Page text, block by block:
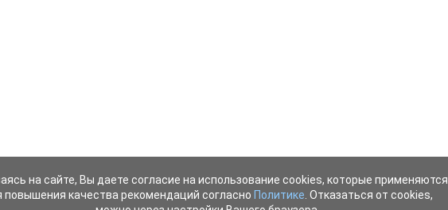
на сайте, Вы даете согласие на использование cookies, которые применяются
повышения качества рекомендаций согласно Политике . Отказаться от cookies,